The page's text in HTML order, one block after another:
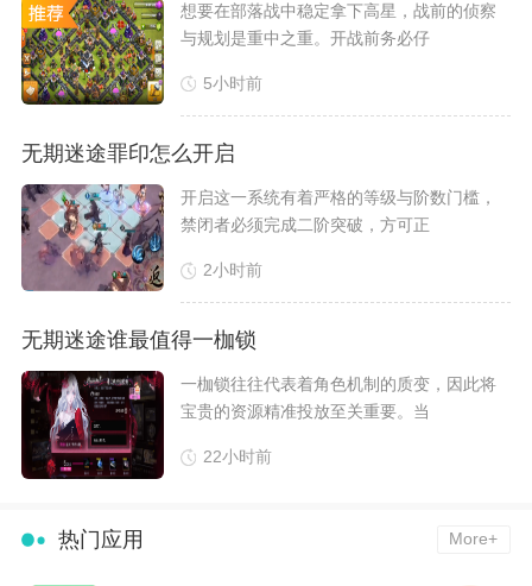
​想要在部落战中稳定拿下高星，战前的侦察
与规划是重中之重。开战前务必仔
5小时前
无期迷途罪印怎么开启
​开启这一系统有着严格的等级与阶数门槛，
禁闭者必须完成二阶突破，方可正
2小时前
无期迷途谁最值得一枷锁
​一枷锁往往代表着角色机制的质变，因此将
宝贵的资源精准投放至关重要。当
22小时前
热门应用 More+